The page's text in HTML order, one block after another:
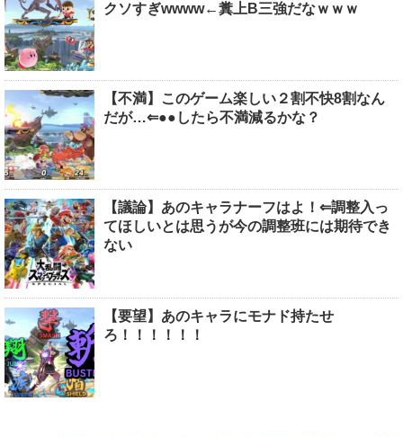
クソすぎwwww←糞上B三強だなｗｗｗ
【不満】このゲーム楽しい２割不快8割なん
だが…⇐●●したら不満減るかな？
【議論】あのキャラナーフはよ！⇐調整入っ
てほしいとは思うが今の調整班には期待でき
ない
【要望】あのキャラにモナド持たせ
ろ！！！！！！